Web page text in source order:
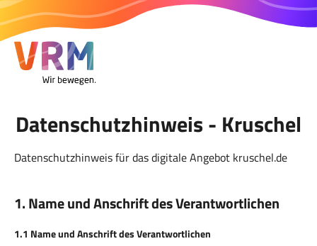
Datenschutzhinweis - Kruschel
Datenschutzhinweis für das digitale Angebot kruschel.de
1. Name und Anschrift des Verantwortlichen
1.1 Name und Anschrift des Verantwortlichen